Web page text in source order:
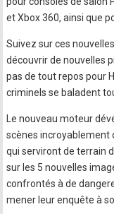
et Xbox 360, ainsi que
Suivez sur ces
découvrir de nouvelles
pas de tout repos pour
criminels se baladent
Le nouveau moteur
scènes incroyablement
qui serviront de terrain
sur les 5 nouvelles
confrontés à de
mener leur enquête à